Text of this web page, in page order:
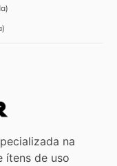
na
ítens de uso